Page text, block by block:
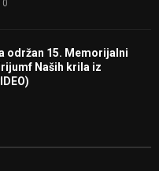
0
održan 15. Memorijalni
Naših krila iz